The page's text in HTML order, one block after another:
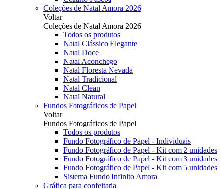
Coleções de Natal Amora 2026
Voltar
Coleções de Natal Amora 2026
Todos os produtos
Natal Clássico Elegante
Natal Doce
Natal Aconchego
Natal Floresta Nevada
Natal Tradicional
Natal Clean
Natal Natural
Fundos Fotográficos de Papel
Voltar
Fundos Fotográficos de Papel
Todos os produtos
Fundo Fotográfico de Papel - Individuais
Fundo Fotográfico de Papel - Kit com 2 unidades
Fundo Fotográfico de Papel - Kit com 3 unidades
Fundo Fotográfico de Papel - Kit com 5 unidades
Sistema Fundo Infinito Amora
Gráfica para confeitaria